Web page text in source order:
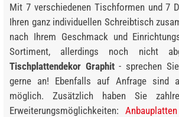
Mit 7 verschiedenen Tischformen und 7
Ihren ganz individuellen Schreibtisch
nach Ihrem Geschmack und
Sortiment, allerdings noch nicht
Tischplattendekor Graphit- sprechen
gerne an! Ebenfalls auf Anfrage sind
möglich. Zusätzlich haben Sie
Erweiterungsmöglichkeiten: Anbauplatten